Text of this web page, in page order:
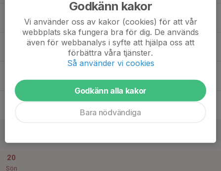
20
Sön
Godkänn kakor
Vi använder oss av kakor (cookies) för att vår
webbplats ska fungera bra för dig. De används
även för webbanalys i syfte att hjälpa oss att
förbättra våra tjänster.
Så använder vi cookies
Godkänn alla kakor
Bara nödvändiga